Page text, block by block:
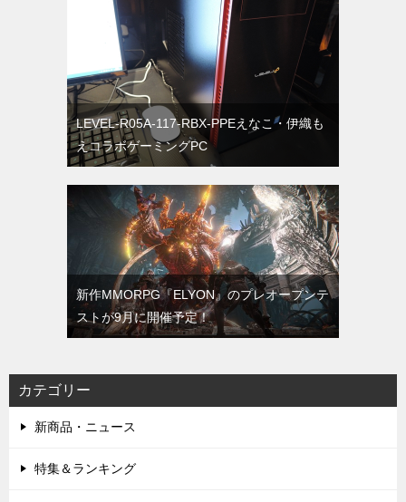
LEVEL-R05A-117-RBX-PPEえなこ・伊織も
えコラボゲーミングPC
新作MMORPG『ELYON』のプレオープンテ
ストが9月に開催予定！
カテゴリー
新商品・ニュース
特集＆ランキング